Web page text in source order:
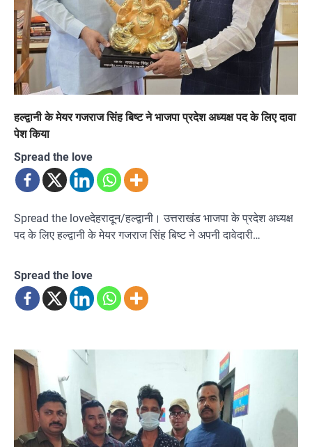
हल्द्वानी के मेयर गजराज सिंह बिष्ट ने भाजपा प्रदेश अध्यक्ष पद के लिए दावा
पेश किया
Spread the love
Spread the loveदेहरादून/हल्द्वानी। उत्तराखंड भाजपा के प्रदेश अध्यक्ष
पद के लिए हल्द्वानी के मेयर गजराज सिंह बिष्ट ने अपनी दावेदारी…
Spread the love